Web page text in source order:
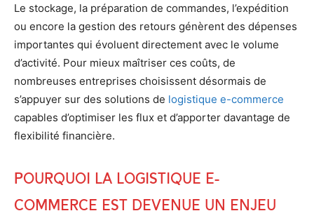
Le stockage, la préparation de commandes, l’expédition
ou encore la gestion des retours génèrent des dépenses
importantes qui évoluent directement avec le volume
d’activité. Pour mieux maîtriser ces coûts, de
nombreuses entreprises choisissent désormais de
s’appuyer sur des solutions de logistique e-commerce
capables d’optimiser les flux et d’apporter davantage de
flexibilité financière.
Pourquoi la logistique e-
commerce est devenue un enjeu